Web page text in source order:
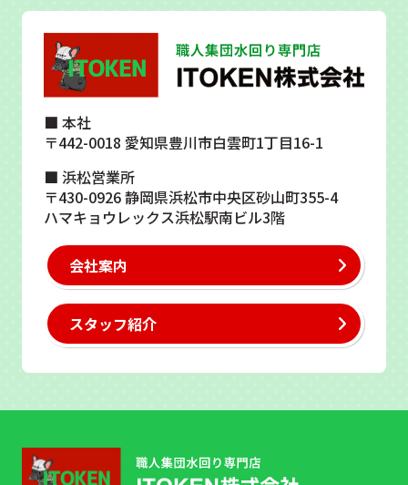
■ 本社
〒442-0018 愛知県豊川市白雲町1丁目16-1
■ 浜松営業所
〒430-0926 静岡県浜松市中央区砂山町355-4
ハマキョウレックス浜松駅南ビル3階
会社案内
スタッフ紹介